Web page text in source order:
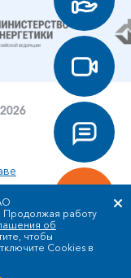
в отношении
Продолжая работу
об
чтобы
Cookies в